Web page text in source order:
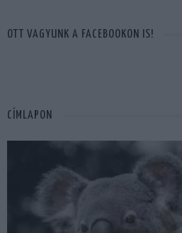
OTT VAGYUNK A FACEBOOKON IS!
CÍMLAPON